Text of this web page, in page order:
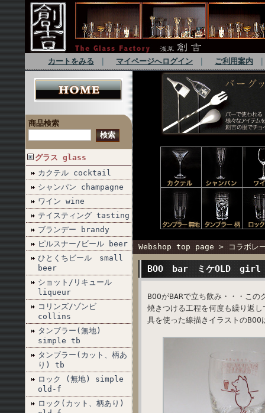
カートをみる マイページへログイン ご利用案内
商品検索
グラス glass
カクテル cocktail
シャンパン champagne
ワイン wine
テイスティング tasting
ブランデー brandy
ピルスナー/ビール beer
ひとくちビール small
beer
ショット/リキュール
liqueur
コリンズ/ゾンビ
collins
タンブラー(無地)
simple tb
タンブラー(カット、柄あ
り) tb
ロック (無地) simple
old-f
ロック(カット、柄あり)
Webshop top page > コラボ
BOO bar ミケOLD
BOOがBARで立ち飲み・・・こ
焼きつける工程を何度も繰り返
具を使った線描きイラストの